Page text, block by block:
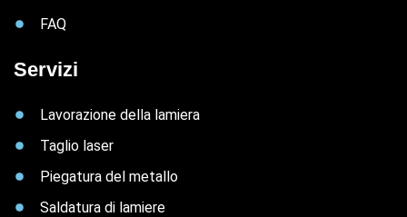
FAQ
Servizi
Lavorazione della lamiera
Taglio laser
Piegatura del metallo
Saldatura di lamiere